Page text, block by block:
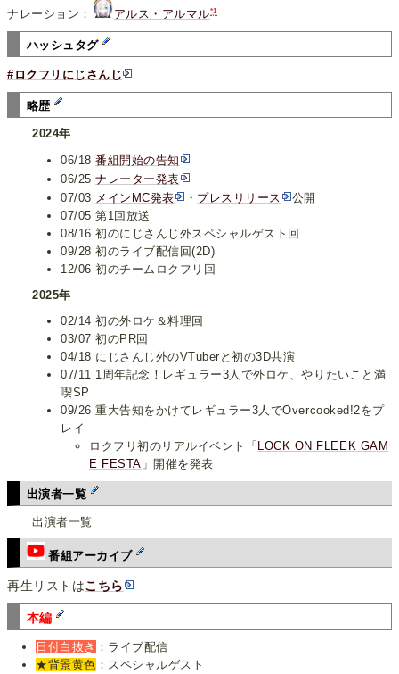
ナレーション： アルス・アルマル*1
ハッシュタグ
#ロクフリにじさんじ
略歴
2024年
06/18番組開始の告知
06/25ナレーター発表
07/03 メインMC発表 ・ プレスリリース
公開
07/05 第1回放送
08/16 初のにじさんじ外スペシャルゲスト回
09/28 初のライブ配信回(2D)
12/06 初のチームロクフリ回
2025年
02/14 初の外ロケ＆料理回
03/07 初のPR回
04/18 にじさんじ外のVTuberと初の3D共演
07/11 1周年記念！レギュラー3人で外ロケ、やりたいこと満
喫SP
09/26 重大告知をかけてレギュラー3人でOvercooked!2をプ
レイ
ロクフリ初のリアルイベント「
LOCK ON FLEEK GAM
E FESTA 」開催を発表
出演者一覧
出演者一覧
番組アーカイブ
再生リストはこちら
本編
日付白抜き ：ライブ配信
★背景黄色 ：スペシャルゲスト